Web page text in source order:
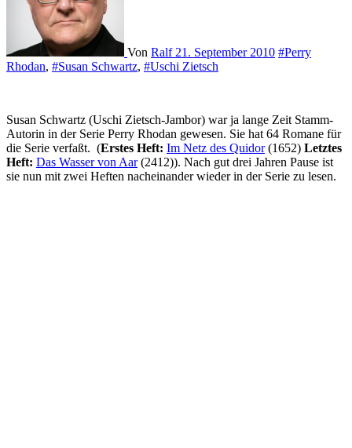
Von Ralf 21. September 2010 #Perry
Rhodan, #Susan Schwartz, #Uschi Zietsch
Susan Schwartz (Uschi Zietsch-Jambor) war ja lange Zeit Stamm-
Autorin in der Serie Perry Rhodan gewesen. Sie hat 64 Romane für
die Serie verfaßt. (Erstes Heft: Im Netz des Quidor(1652) Letztes
Heft: Das Wasser von Aar(2412)). Nach gut drei Jahren Pause ist
sie nun mit zwei Heften nacheinander wieder in der Serie zu lesen.